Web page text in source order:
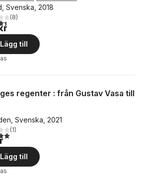
Svenska, 2018
5 stjärnor. Totalt antal röster:
(8)
Lägg till
regenter : från Gustav Vasa till
Svenska, 2021
5 stjärnor. Totalt antal röster:
(1)
Lägg till